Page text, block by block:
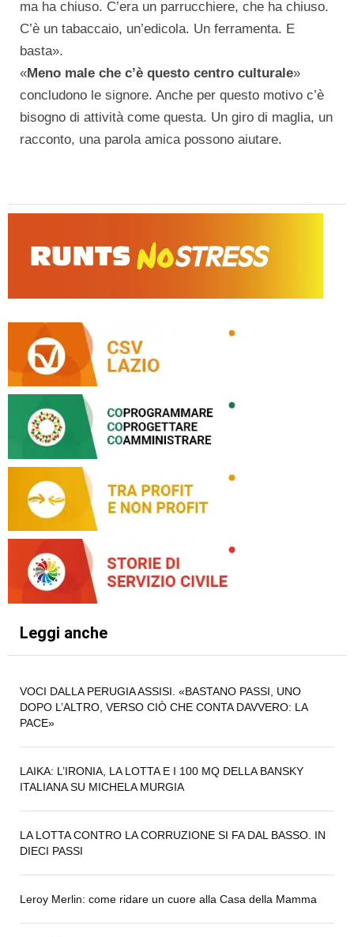
ma ha chiuso. C’era un parrucchiere, che ha chiuso.
C’è un tabaccaio, un’edicola. Un ferramenta. E
basta».
«Meno male che c’è questo centro culturale»
concludono le signore. Anche per questo motivo c’è
bisogno di attività come questa. Un giro di maglia, un
racconto, una parola amica possono aiutare.
Leggi anche
VOCI DALLA PERUGIA ASSISI. «BASTANO PASSI, UNO
DOPO L’ALTRO, VERSO CIÒ CHE CONTA DAVVERO: LA
PACE»
LAIKA: L’IRONIA, LA LOTTA E I 100 MQ DELLA BANSKY
ITALIANA SU MICHELA MURGIA
LA LOTTA CONTRO LA CORRUZIONE SI FA DAL BASSO. IN
DIECI PASSI
Leroy Merlin: come ridare un cuore alla Casa della Mamma